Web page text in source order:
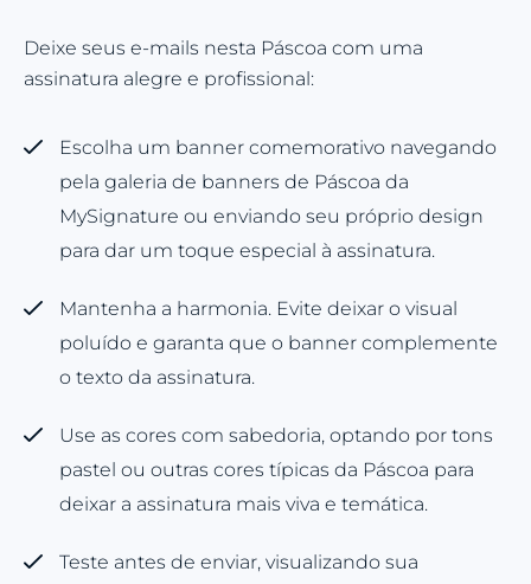
Deixe seus e-mails nesta Páscoa com uma
assinatura alegre e profissional:
Escolha um banner comemorativo navegando
pela galeria de banners de Páscoa da
MySignature ou enviando seu próprio design
para dar um toque especial à assinatura.
Mantenha a harmonia. Evite deixar o visual
poluído e garanta que o banner complemente
o texto da assinatura.
Use as cores com sabedoria, optando por tons
pastel ou outras cores típicas da Páscoa para
deixar a assinatura mais viva e temática.
Teste antes de enviar, visualizando sua